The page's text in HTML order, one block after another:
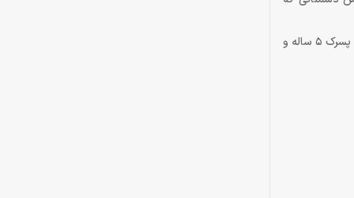
در کل این بازی جذاب از داستانی منطقی و گیرا برخوردار است و گیم‌پلی‌اش بسیار واقع‌گرایانه است. بله، واقع‌گرایانه است، چرا که برخلاف بسیاری از بازی‌ها، پسرک 5 ساله و